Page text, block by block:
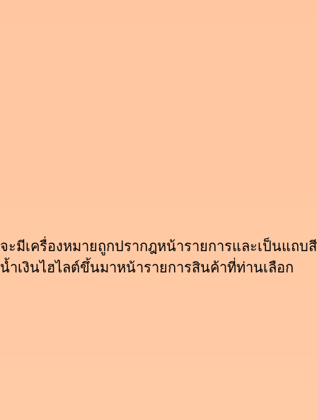
จะมีเครื่องหมายถูกปรากฎหน้ารายการและเป็นแถบสี
น้ำเงินไฮไลต์ขึ้นมาหน้ารายการสินค้าที่ท่านเลือก